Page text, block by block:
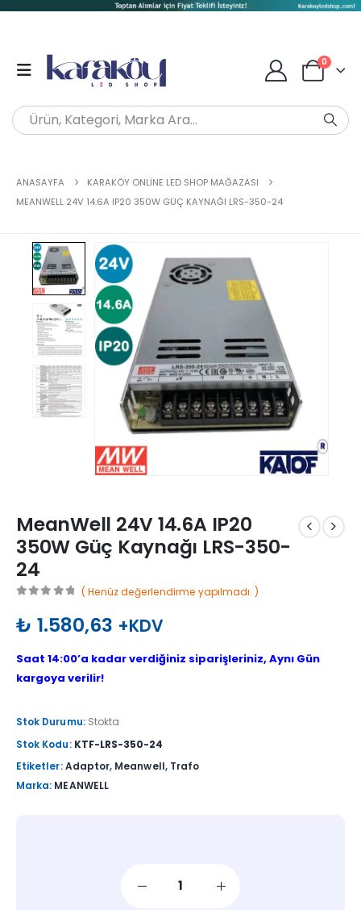
0
ANASAYFA
KARAKÖY ONLINE LED SHOP MAĞAZASI
MEANWELL 24V 14.6A IP20 350W GÜÇ KAYNAĞI LRS-350-24
MeanWell 24V 14.6A IP20
350W Güç Kaynağı LRS-350-
24
( Henüz değerlendirme yapılmadı. )
₺ 1.580,63 +KDV
Saat 14:00’a kadar verdiğiniz siparişleriniz, Aynı Gün
kargoya verilir!
Stok Durumu: Stokta
Stok Kodu: KTF-LRS-350-24
Etiketler:Adaptor, Meanwell, Trafo
Marka: MEANWELL